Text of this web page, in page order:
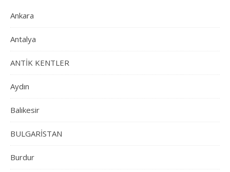
Ankara
Antalya
ANTİK KENTLER
Aydın
Balıkesir
BULGARİSTAN
Burdur